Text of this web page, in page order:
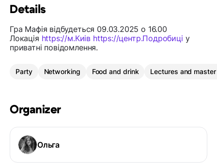
Details
Гра Мафія відбудеться 09.03.2025 о 16.00
Локація https://м.Киів https://центр.Подробиці у
приватні повідомлення.
Party Networking Food and drink Lectures and
Organizer
Ольга